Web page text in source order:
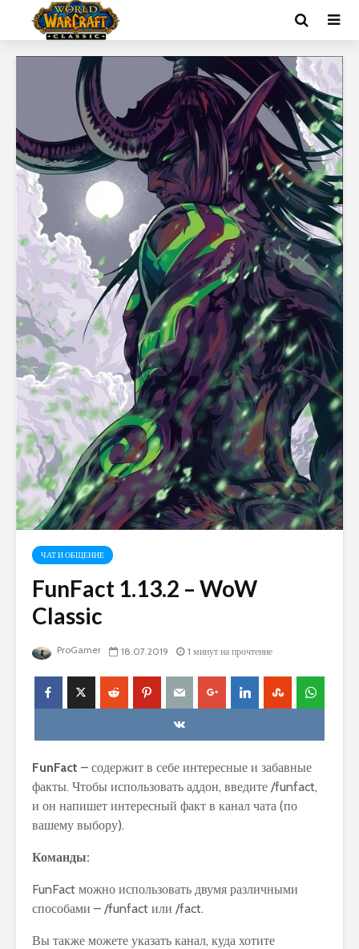
ЧАТ И ОБЩЕНИЕ
FunFact 1.13.2 – WoW
Classic
ProGamer 18.07.2019 1 минут на прочтение
FunFact – содержит в себе интересные и забавные
факты. Чтобы использовать аддон, введите /funfact,
и он напишет интересный факт в канал чата (по
вашему выбору).
Команды:
FunFact можно использовать двумя различными
способами – /funfact или /fact.
Вы также можете указать канал, куда хотите